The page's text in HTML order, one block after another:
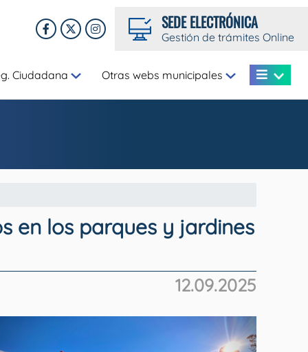
SEDE ELECTRÓNICA
Gestión de trámites Online
Ciudadana Otras webs municipales
en los parques y jardines
12.09.2025